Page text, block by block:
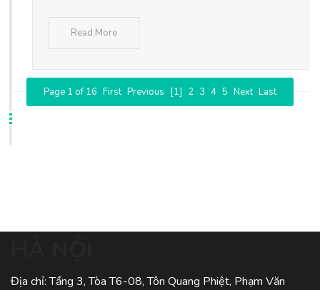
Read More
Page 1 of 16 First Previous [1] 2 3 4 5 Next Last
Địa chỉ: Tầng 3, Tòa T6-08, Tôn Quang Phiệt, Phạm Văn